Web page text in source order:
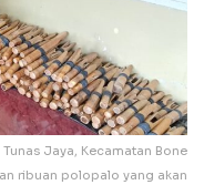
Jaya, Kecamatan Bone
ribuan polopalo yang akan